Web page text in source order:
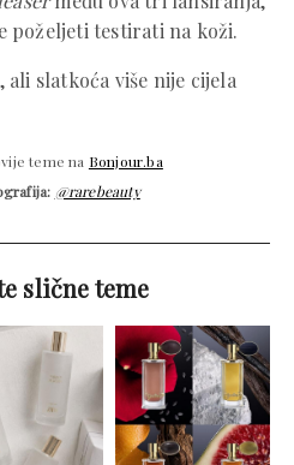
poželjeti testirati na koži.
slatkoća više nije cijela
teme na Bonjour.ba
@rarebeauty
slične teme